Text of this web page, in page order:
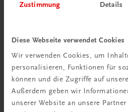
Zustimmung Details
Diese Webseite verwendet Cookies
Wir verwenden Cookies, um
personalisieren, Funktionen für
können und die Zugriffe auf
Außerdem geben wir
unserer Website an unsere
Cook & Chill
Mit kühlem Kopf zum Kochprofi
TRAUNER-DigiBox